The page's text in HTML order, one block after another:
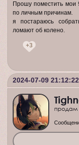
Прошу поместить мои
по личным причинам.
я постараюсь
ломают об колено.
+3
2024-07-09 21:12:22